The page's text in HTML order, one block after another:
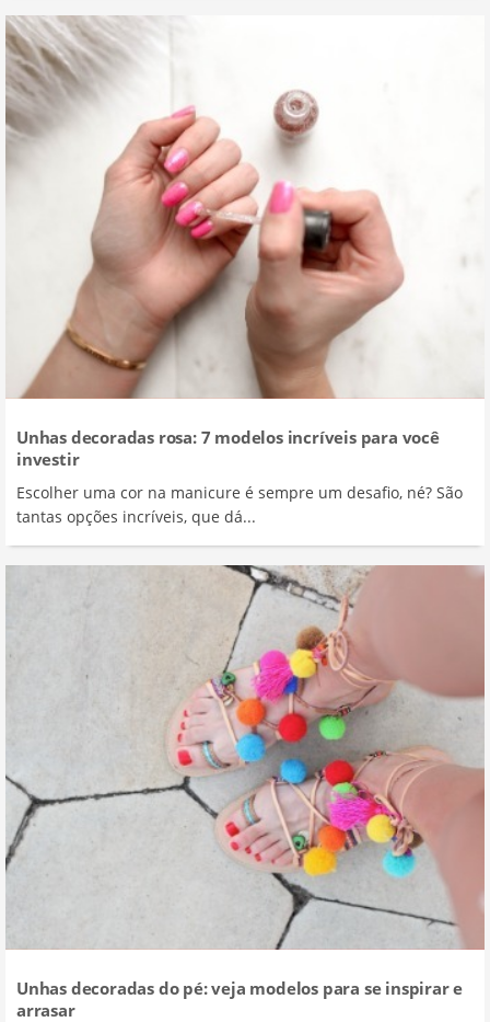
Unhas decoradas rosa: 7 modelos incríveis para você
investir
Escolher uma cor na manicure é sempre um desafio, né? São
tantas opções incríveis, que dá...
Unhas decoradas do pé: veja modelos para se inspirar e
arrasar